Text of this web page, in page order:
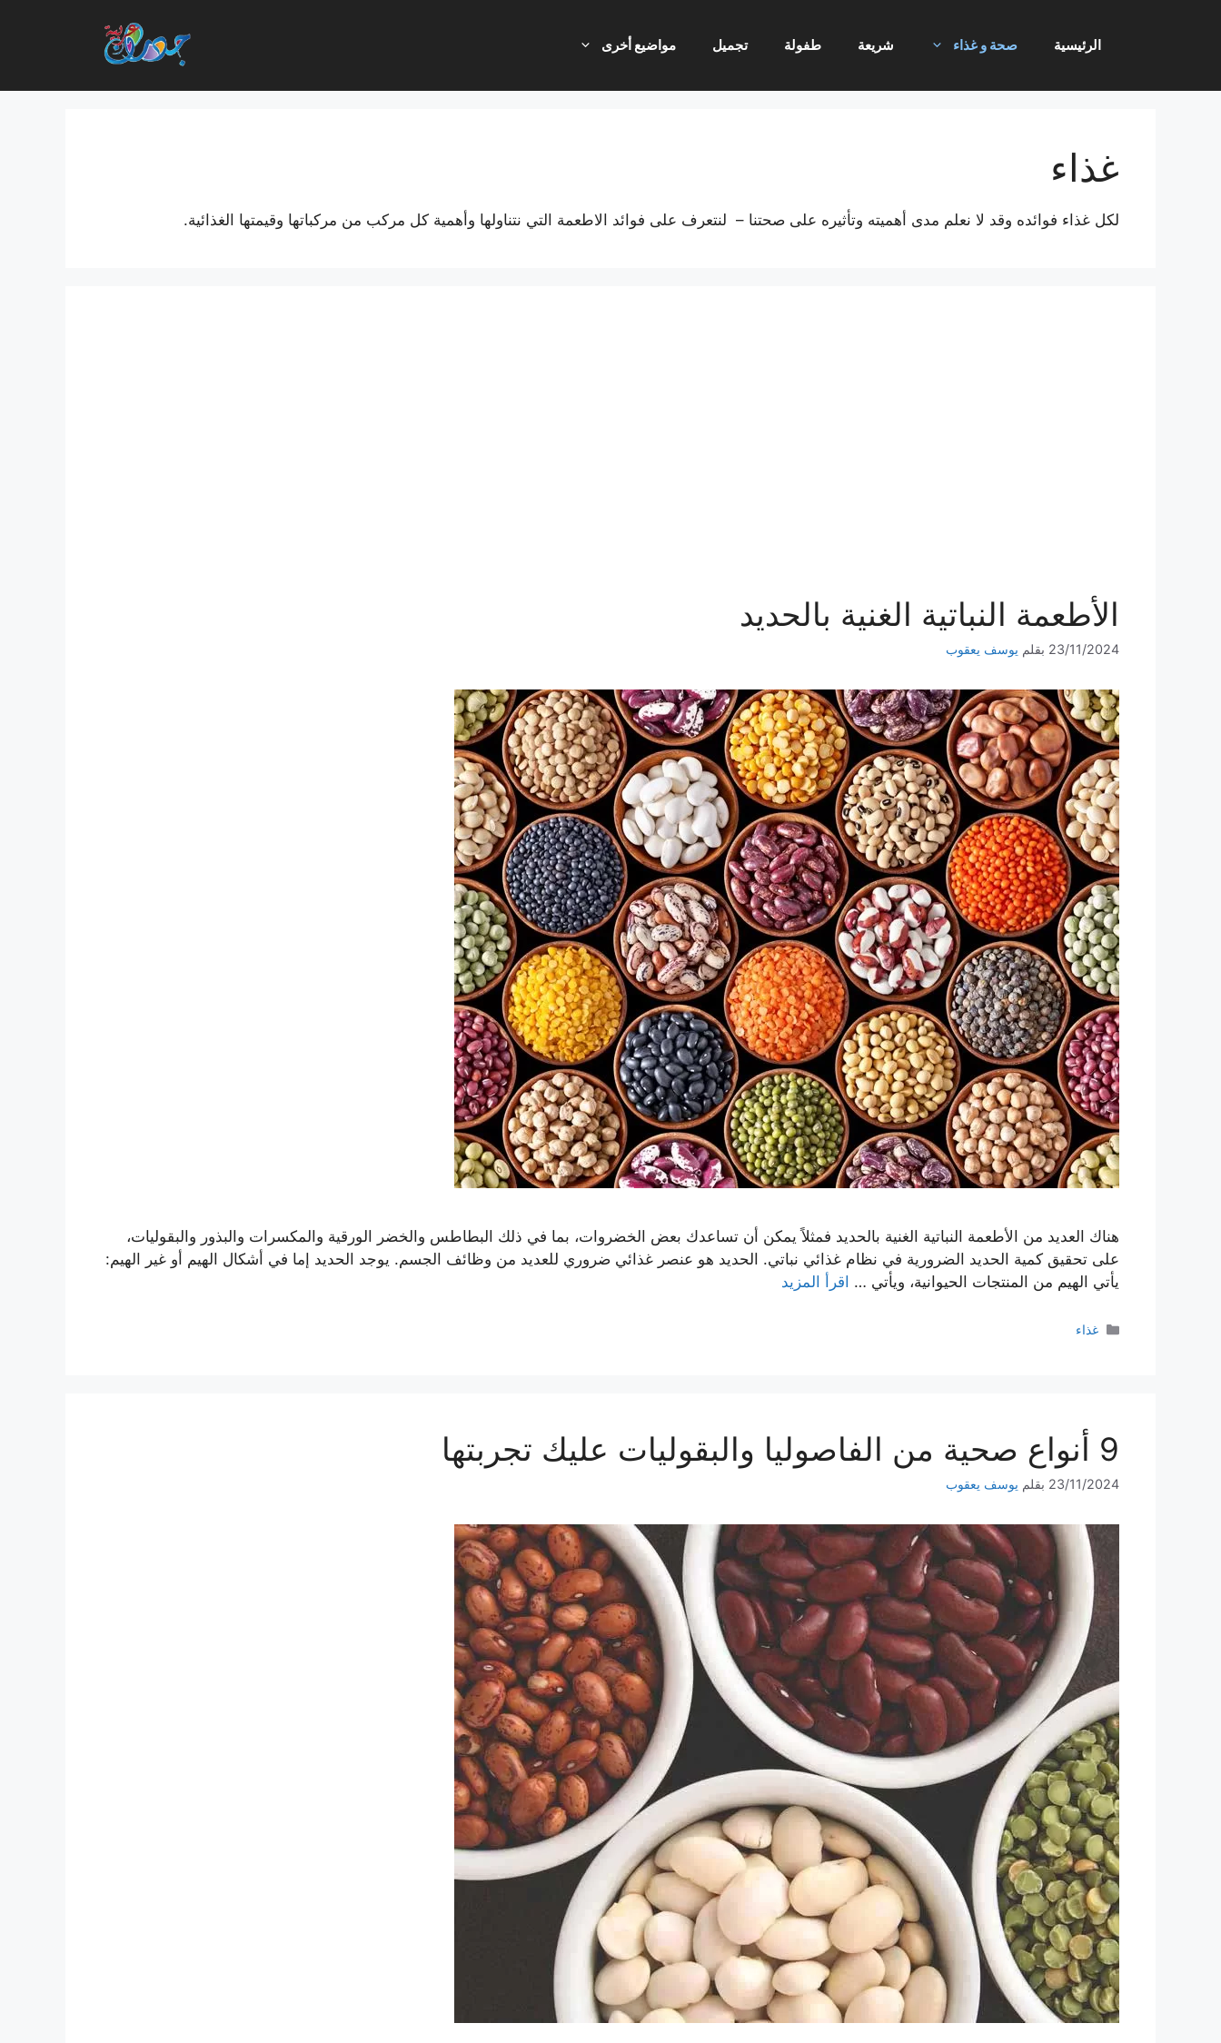
الرئيسية صحة و غذاء شريعة طفولة تجميل مواضيع أخرى
غذاء
لكل غذاء فوائده وقد لا نعلم مدى أهميته وتأثيره على صحتنا – لنتعرف على فوائد الاطعمة التي نتناولها وأهمية كل مركب من مركباتها وقيمتها الغذائية.
الأطعمة النباتية الغنية بالحديد
23/11/2024 بقلم يوسف يعقوب
هناك العديد من الأطعمة النباتية الغنية بالحديد فمثلاً يمكن أن تساعدك بعض الخضروات، بما في ذلك البطاطس والخضر الورقية والمكسرات والبذور والبقوليات،
على تحقيق كمية الحديد الضرورية في نظام غذائي نباتي. الحديد هو عنصر غذائي ضروري للعديد من وظائف الجسم. يوجد الحديد إما في أشكال الهيم أو غير الهيم:
يأتي الهيم من المنتجات الحيوانية، ويأتي … اقرأ المزيد
التصنيفات
غذاء
9 أنواع صحية من الفاصوليا والبقوليات عليك تجربتها
23/11/2024 بقلم يوسف يعقوب